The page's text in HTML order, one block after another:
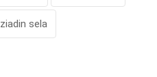
ziadin sela